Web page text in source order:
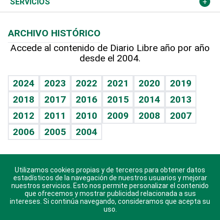
Hablando con el pediatra
Vida y familia
Eñe
Celebrando la vida
Sin complejos
En pocas palabras
Escuchando al corazón
Economía Personal
Línea de hit
TBT Deportivo
Más firmas
Hecho en casa
Guía del dinero
Cumpleaños
Horóscopos
Crucigramas
ARCHIVO HISTÓRICO
Accede al contenido de Diario Libre año por año
desde el 2004.
2024 2023 2022 2021 2020
2019
2018
2017 2016 2015 2014
2013
2012
2011 2010 2009 2008
2007
2006
2005 2004
Descarga nuestras aplicaciones para Android, iOS y
sistema Huawei.
Utilizamos cookies propias y de terceros para obtener datos
estadísticos de la navegación de nuestros usuarios y mejorar
nuestros servicios. Esto nos permite personalizar el contenido
que ofrecemos y mostrar publicidad relacionada a sus
intereses. Si continúa navegando, consideramos que acepta su
uso.